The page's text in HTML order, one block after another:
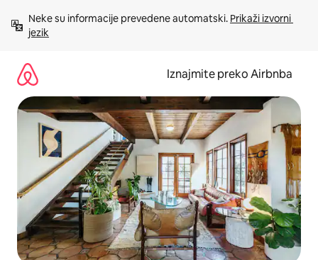
sadržaj
Neke su informacije prevedene automatski. Prikaži izvorni
jezik
Iznajmite preko Airbnba